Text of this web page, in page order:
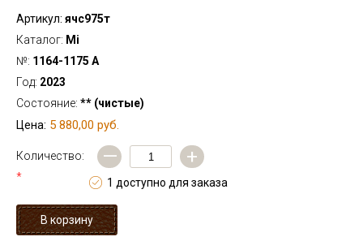
Артикул: ячс975т
Каталог: Mi
№: 1164-1175 А
Год: 2023
Состояние: ** (чистые)
Цена: 5 880,00 руб.
Количество:
*
— +
1 доступно для заказа